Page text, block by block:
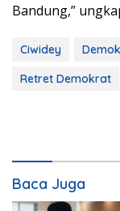
Bandung,”
Ciwidey
Retret Demokrat
Baca Juga